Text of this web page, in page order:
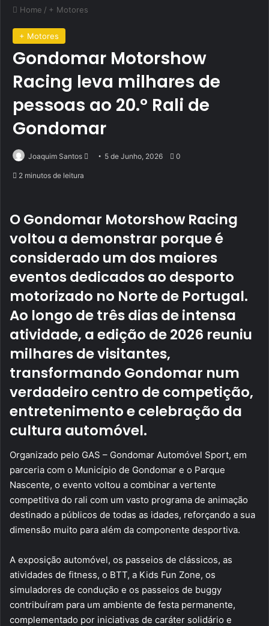
Home / + Motores
+ Motores
Gondomar Motorshow
Racing leva milhares de
pessoas ao 20.º Rali de
Gondomar
Joaquim Santos
Send 5 de Junho, 2026 0
2 minutos de leitura
O Gondomar Motorshow Racing
voltou a demonstrar porque é
considerado um dos maiores
eventos dedicados ao desporto
motorizado no Norte de Portugal.
Ao longo de três dias de intensa
atividade, a edição de 2026 reuniu
milhares de visitantes,
transformando Gondomar num
verdadeiro centro de competição,
entretenimento e celebração da
cultura automóvel.
Organizado pelo GAS – Gondomar Automóvel Sport, em
parceria com o Município de Gondomar e o Parque
Nascente, o evento voltou a combinar a vertente
competitiva do rali com um vasto programa de animação
destinado a públicos de todas as idades, reforçando a sua
dimensão muito para além da componente desportiva.
A exposição automóvel, os passeios de clássicos, as
atividades de fitness, o BTT, a Kids Fun Zone, os
simuladores de condução e os passeios de buggy
contribuíram para um ambiente de festa permanente,
complementado por iniciativas de caráter solidário e